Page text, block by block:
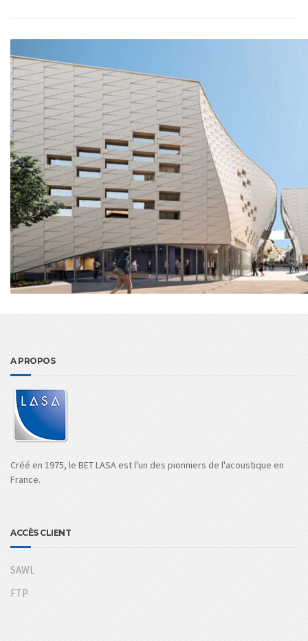
A PROPOS
Créé en 1975, le BET LASA est l'un des pionniers de l'acoustique en
France.
ACCÈS CLIENT
SAWL
FTP